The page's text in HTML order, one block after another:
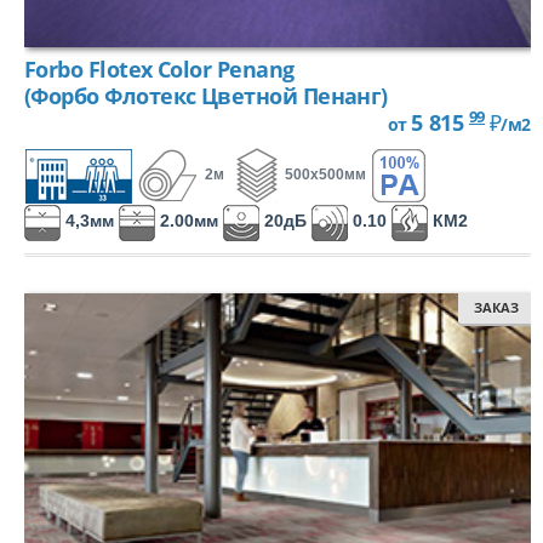
Петлевой разноуровневый
Комбинированный (катлуп)
Разрезной (Велюр)
Разрезной (Саксони)
Forbo Flotex Color Penang
(Форбо Флотекс Цветной Пенанг)
от5 815 99 ₽/м2
2м 500х500мм
4,3мм 2.00мм 20дБ 0.10 КМ2
ЗАКАЗ